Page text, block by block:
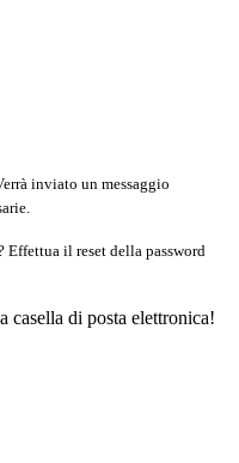
inviato un messaggio
Effettua il reset della password
casella di posta elettronica!